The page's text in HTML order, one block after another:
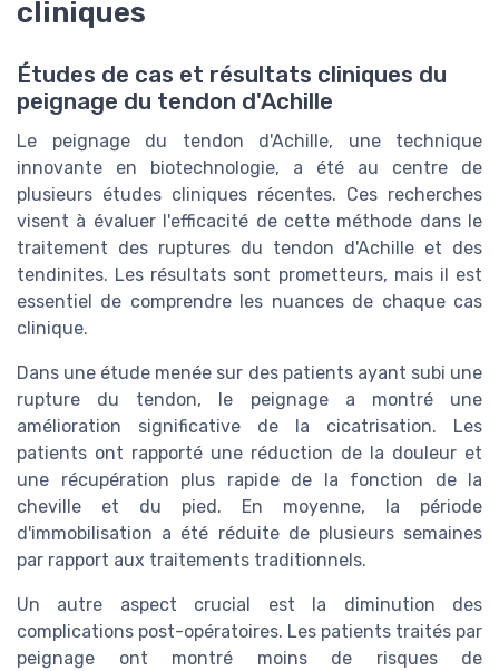
cliniques
Études de cas et résultats cliniques du
peignage du tendon d'Achille
Le peignage du tendon d'Achille, une technique
innovante en biotechnologie, a été au centre de
plusieurs études cliniques récentes. Ces recherches
visent à évaluer l'efficacité de cette méthode dans le
traitement des ruptures du tendon d'Achille et des
tendinites. Les résultats sont prometteurs, mais il est
essentiel de comprendre les nuances de chaque cas
clinique.
Dans une étude menée sur des patients ayant subi une
rupture du tendon, le peignage a montré une
amélioration significative de la cicatrisation. Les
patients ont rapporté une réduction de la douleur et
une récupération plus rapide de la fonction de la
cheville et du pied. En moyenne, la période
d'immobilisation a été réduite de plusieurs semaines
par rapport aux traitements traditionnels.
Un autre aspect crucial est la diminution des
complications post-opératoires. Les patients traités par
peignage ont montré moins de risques de